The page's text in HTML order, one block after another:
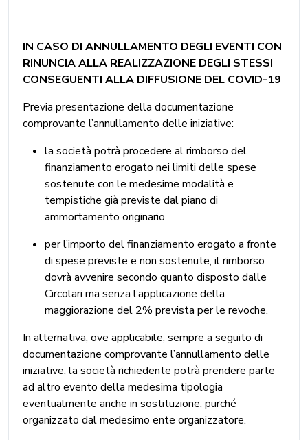
IN CASO DI ANNULLAMENTO DEGLI EVENTI CON
RINUNCIA ALLA REALIZZAZIONE DEGLI STESSI
CONSEGUENTI ALLA DIFFUSIONE DEL COVID-19
Previa presentazione della documentazione
comprovante l’annullamento delle iniziative:
la società potrà procedere al rimborso del
finanziamento erogato nei limiti delle spese
sostenute con le medesime modalità e
tempistiche già previste dal piano di
ammortamento originario
per l’importo del finanziamento erogato a fronte
di spese previste e non sostenute, il rimborso
dovrà avvenire secondo quanto disposto dalle
Circolari ma senza l’applicazione della
maggiorazione del 2% prevista per le revoche.
In alternativa, ove applicabile, sempre a seguito di
documentazione comprovante l’annullamento delle
iniziative, la società richiedente potrà prendere parte
ad altro evento della medesima tipologia
eventualmente anche in sostituzione, purché
organizzato dal medesimo ente organizzatore.